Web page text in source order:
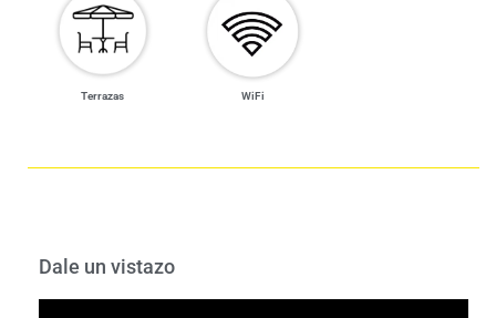
Terrazas WiFi
Dale un vistazo